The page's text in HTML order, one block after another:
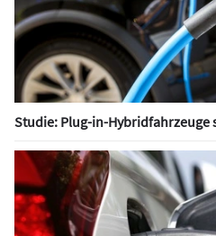
Studie: Plug-in-Hybridfahrzeuge